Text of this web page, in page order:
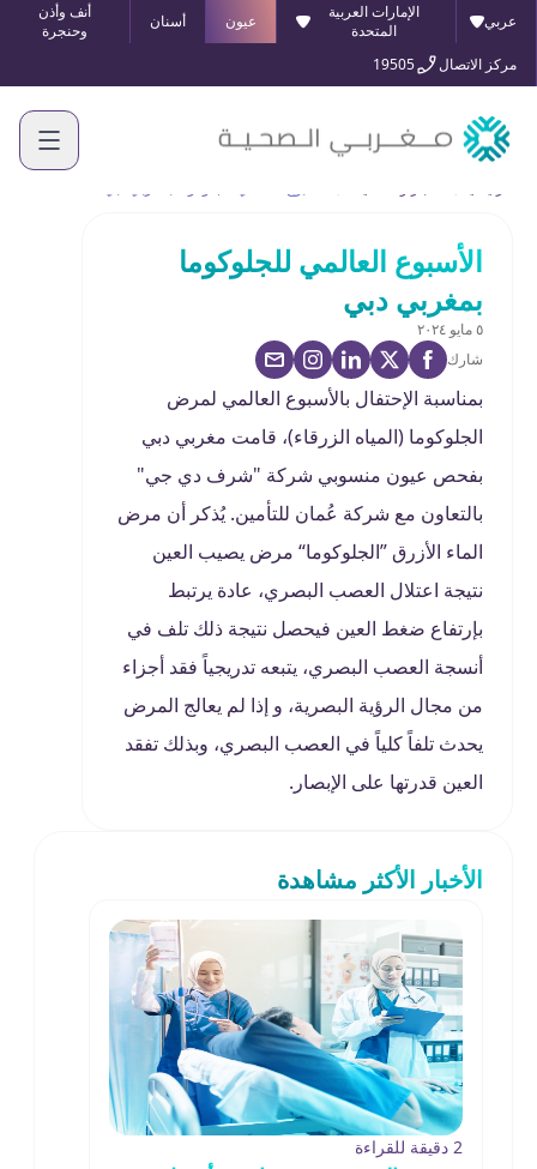
عربي
الإمارات العربية
المتحدة
عيون أسنان
أنف وأذن
وحنجرة
مركز الاتصال
19505
الأسبوع العالمي للجلوكوما
بمغربي دبي
٥ مايو ٢٠٢٤
شارك
بمناسبة الإحتفال بالأسبوع العالمي لمرض
الجلوكوما (المياه الزرقاء)، قامت مغربي دبي
بفحص عيون منسوبي شركة "شرف دي جي"
بالتعاون مع شركة عُمان للتأمين. يُذكر أن مرض
الماء الأزرق ”الجلوكوما“ مرض يصيب العين
نتيجة اعتلال العصب البصري، عادة يرتبط
بإرتفاع ضغط العين فيحصل نتيجة ذلك تلف في
أنسجة العصب البصري، يتبعه تدريجياً فقد أجزاء
من مجال الرؤية البصرية، و إذا لم يعالج المرض
يحدث تلفاً كلياً في العصب البصري، وبذلك تفقد
العين قدرتها على الإبصار.
الأخبار الأكثر مشاهدة
2 دقيقة للقراءة